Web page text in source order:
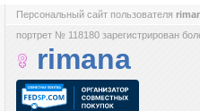
Персональный сайт пользователя
портрет № 118180 зарегистрирован
rimana